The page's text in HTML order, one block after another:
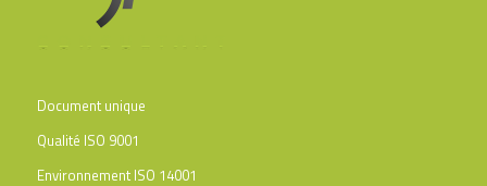
Document unique
Qualité ISO 9001
Environnement ISO 14001